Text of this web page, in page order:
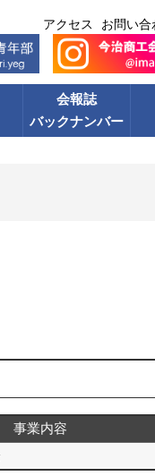
アクセス お問い合
会報誌
バックナンバー
事業内容